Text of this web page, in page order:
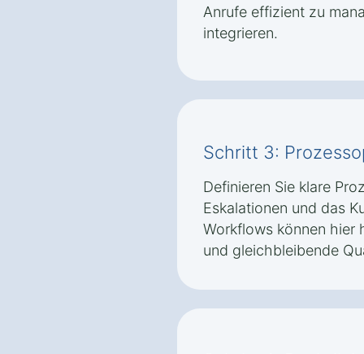
Anrufe effizient zu
integrieren.
Schritt 3:
Definieren Sie klare
Eskalationen und das
Workflows können hier
und gleichbleibende